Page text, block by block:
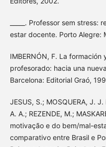
_____. Professor sem
estar docente. Porto Alegre:
IMBERNÓN, F. La
profesorado: hacia una
Barcelona: Editorial Graó,
JESUS, S.; MOSQUERA, J.
A. A.; REZENDE, M.;
motivação e do bem/mal-
comparativo entre Brasil e